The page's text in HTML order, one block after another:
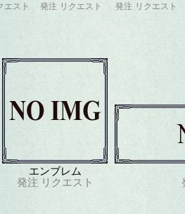
エスト
発注 リクエスト
発注 リクエスト
エンブレム
発注 リクエスト